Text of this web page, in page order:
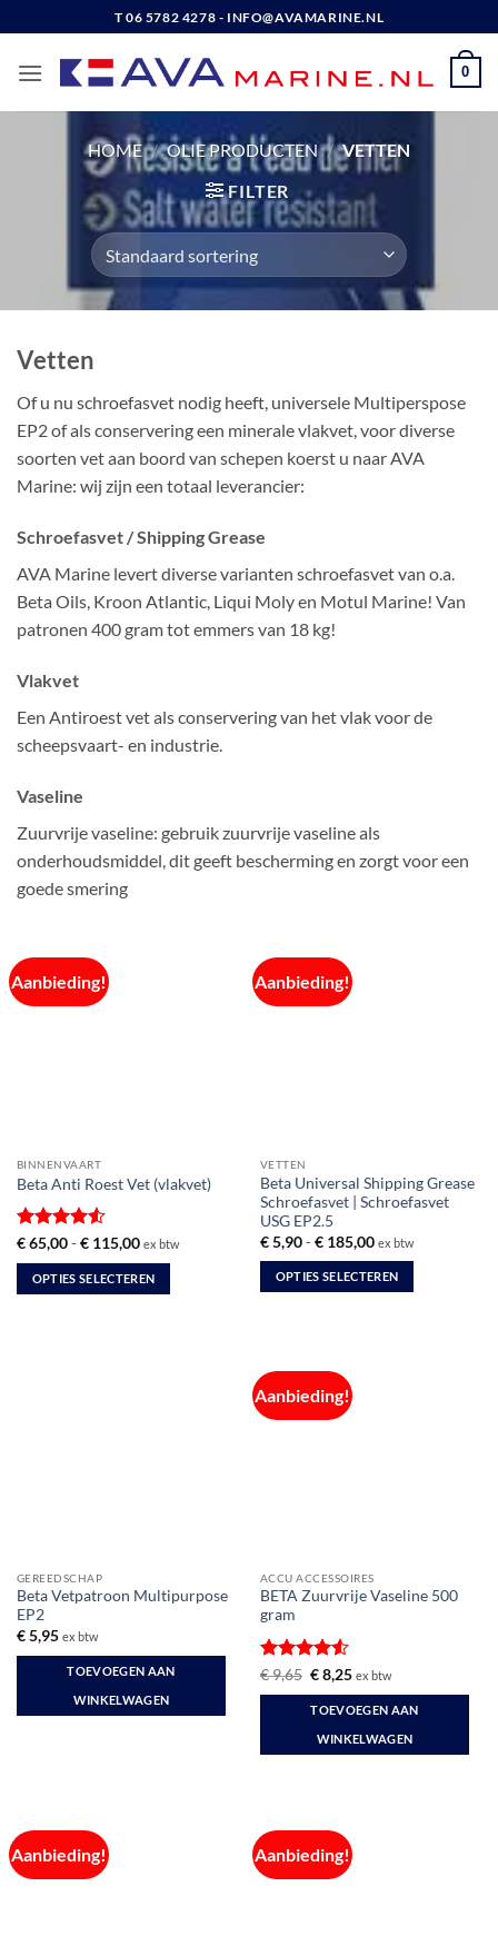
naar
inhoud
T 06 5782 4278 - INFO@AVAMARINE.NL
0
HOME / OLIE PRODUCTEN / VETTEN
FILTER
Vetten
Of u nu schroefasvet nodig heeft, universele Multiperspose
EP2 of als conservering een minerale vlakvet, voor diverse
soorten vet aan boord van schepen koerst u naar AVA
Marine: wij zijn een totaal leverancier:
Schroefasvet / Shipping Grease
AVA Marine levert diverse varianten schroefasvet van o.a.
Beta Oils, Kroon Atlantic, Liqui Moly en Motul Marine! Van
patronen 400 gram tot emmers van 18 kg!
Vlakvet
Een Antiroest vet als conservering van het vlak voor de
scheepsvaart- en industrie.
Vaseline
Zuurvrije vaseline: gebruik zuurvrije vaseline als
onderhoudsmiddel, dit geeft bescherming en zorgt voor een
goede smering
Aanbieding!
BINNENVAART
Beta Anti Roest Vet (vlakvet)
Gewaardeerd
4.5uit 5
€65,00 - €115,00Prijsklasse:
tot
€ 115,00
ex btw
OPTIES SELECTEREN
productpagina
Aanbieding!
VETTEN
Beta Universal Shipping Grease
Schroefasvet | Schroefasvet
USG EP2.5
€5,90 - €185,00Prijsklasse:
tot
€ 185,00
ex btw
OPTIES SELECTEREN
meerdere
variaties.
Deze
productpagina
GEREEDSCHAP
Beta Vetpatroon Multipurpose
EP2
€5,95 ex btw
TOEVOEGEN AAN
WINKELWAGEN
Aanbieding!
ACCU ACCESSOIRES
BETA Zuurvrije Vaseline 500
gram
Gewaardeerd
4.5uit 5
€9,65 Oorspronkelijke
prijs
was:
€ 9,65.
€8,25Huidige
is:
€ 8,25.
ex btw
TOEVOEGEN AAN
WINKELWAGEN
Aanbieding! Aanbieding!